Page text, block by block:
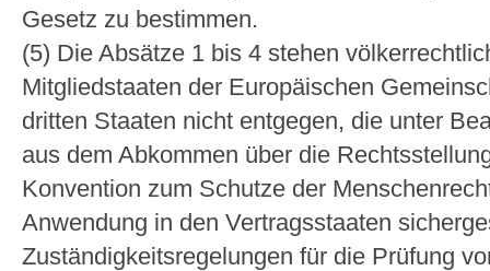
Gesetz zu bestimmen.
(5) Die Absätze 1 bis 4 stehen
Mitgliedstaaten der Europäischen
dritten Staaten nicht entgegen, die unter
aus dem Abkommen über die
Konvention zum Schutze der
Anwendung in den Vertragsstaaten
Zuständigkeitsregelungen für die Prüfung